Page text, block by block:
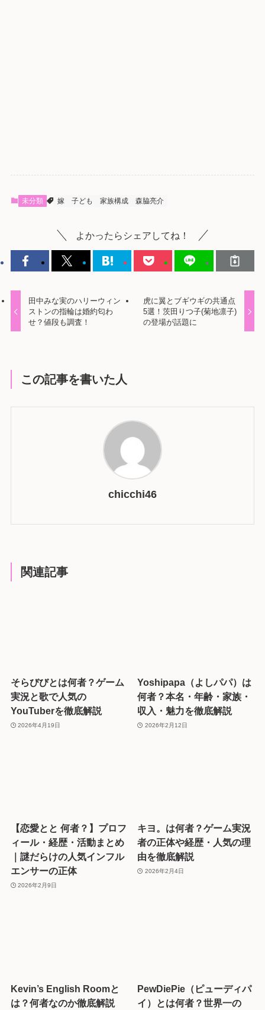
未分類 嫁 子ども 家族構成 森脇亮介
よかったらシェアしてね！
田中みな実のハリーウィン
ストンの指輪は婚約匂わ
せ？値段も調査！
虎に翼とブギウギの共通点
5選！茨田りつ子(菊地凛子)
の登場が話題に
この記事を書いた人
chicchi46
関連記事
そらびびとは何者？ゲーム
実況と歌で人気の
YouTuberを徹底解説
2026年4月19日
Yoshipapa（よしパパ）は
何者？本名・年齢・家族・
収入・魅力を徹底解説
2026年2月12日
【恋愛とと 何者？】プロフ
ィール・経歴・活動まとめ
｜謎だらけの人気インフル
エンサーの正体
2026年2月9日
キヨ。は何者？ゲーム実況
者の正体や経歴・人気の理
由を徹底解説
2026年2月4日
Kevin’s English Roomと
は？何者なのか徹底解説
PewDiePie（ピューディパ
イ）とは何者？世界一の